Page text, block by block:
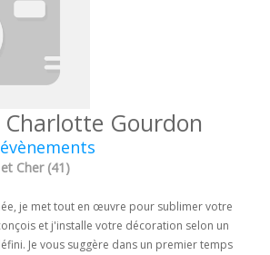
Charlotte Gourdon
Cher (41)
je met tout en œuvre pour sublimer votre
et j'installe votre décoration selon un
Je vous suggère dans un premier temps